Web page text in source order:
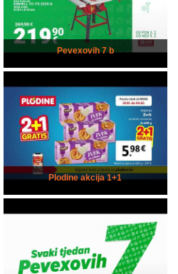
Pevexovih 7 b
Plodine akcija 1+1